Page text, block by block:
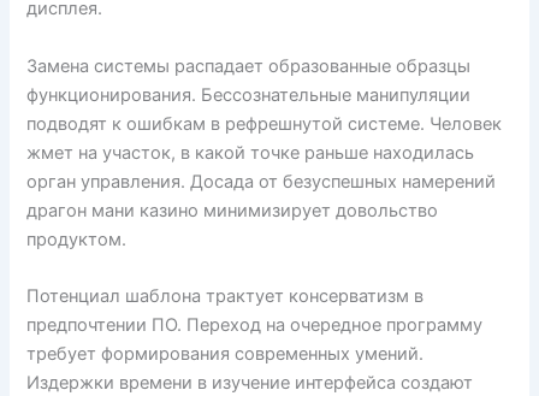
дисплея.
Замена системы распадает образованные образцы
функционирования. Бессознательные манипуляции
подводят к ошибкам в рефрешнутой системе. Человек
жмет на участок, в какой точке раньше находилась
орган управления. Досада от безуспешных намерений
драгон мани казино минимизирует довольство
продуктом.
Потенциал шаблона трактует консерватизм в
предпочтении ПО. Переход на очередное программу
требует формирования современных умений.
Издержки времени в изучение интерфейса создают